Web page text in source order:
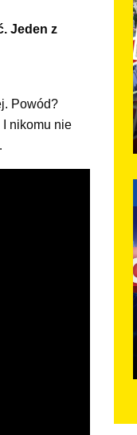
Jeden z
Powód?
nikomu nie